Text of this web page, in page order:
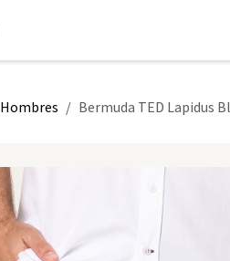
Hombres Bermuda TED Lapidus